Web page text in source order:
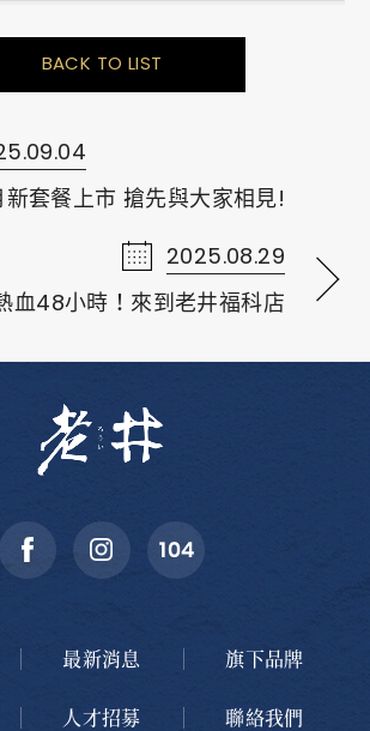
新套餐上市 搶先與大家相見!
BACK TO LIST
2025.08.29
血48小時！來到老井福科店
最新消息 旗下品牌
人才招募 聯絡我們